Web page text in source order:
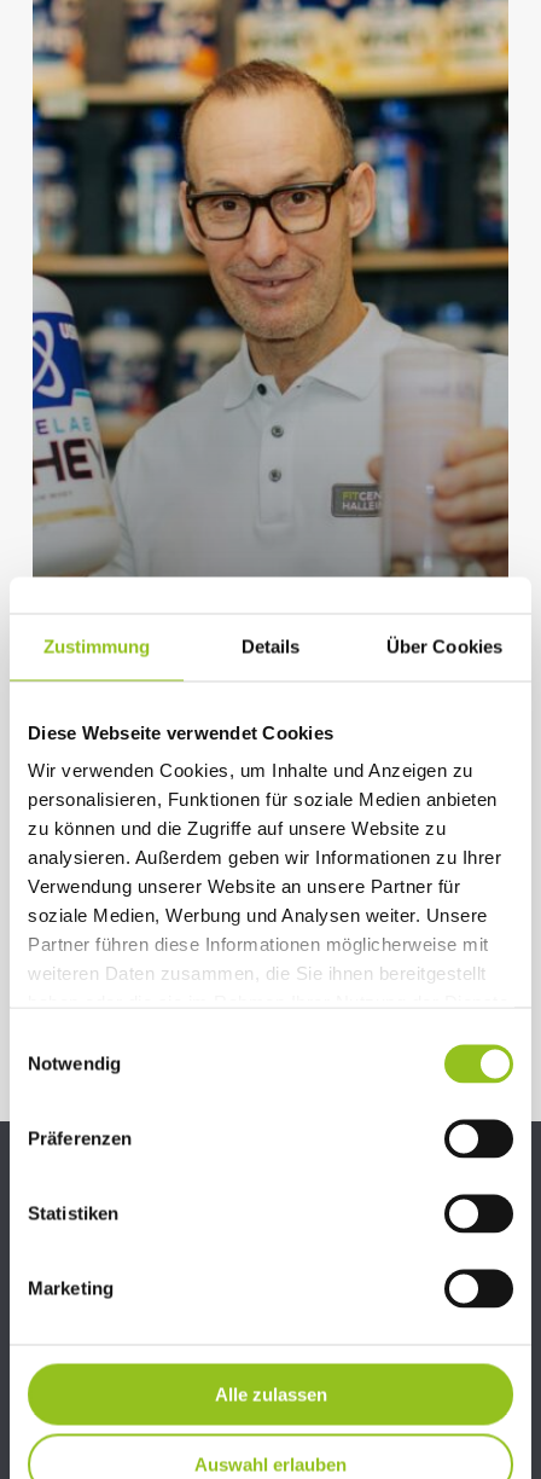
Zustimmung Details Über Cookies
Diese Webseite verwendet Cookies
Wir verwenden Cookies, um Inhalte und Anzeigen zu
personalisieren, Funktionen für soziale Medien anbieten
zu können und die Zugriffe auf unsere Website zu
analysieren. Außerdem geben wir Informationen zu Ihrer
Verwendung unserer Website an unsere Partner für
soziale Medien, Werbung und Analysen weiter. Unsere
Partner führen diese Informationen möglicherweise mit
weiteren Daten zusammen, die Sie ihnen bereitgestellt
Notwendig
Präferenzen
Statistiken
Marketing
Alle zulassen
Auswahl erlauben
Ernährung
DER
EIWEISSSHAKE
06245/81324